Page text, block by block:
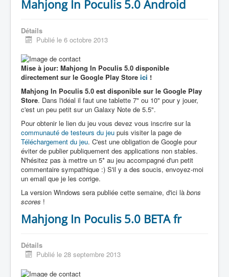
Mahjong In Poculis 5.0 Android
Détails
Publié le 6 octobre 2013
Mise à jour: Mahjong In Poculis 5.0 disponible
directement sur le Google Play Store ici !
Mahjong In Poculis 5.0 est disponible sur le Google Play
Store. Dans l'idéal il faut une tablette 7" ou 10" pour y jouer,
c'est un peu petit sur un Galaxy Note de 5.5".
Pour obtenir le lien du jeu vous devez vous inscrire sur la
communauté de testeurs du jeu puis visiter la page de
Téléchargement du jeu. C'est une obligation de Google pour
éviter de publier publiquement des applications non stables.
N'hésitez pas à mettre un 5* au jeu accompagné d'un petit
commentaire sympathique :) S'il y a des soucis, envoyez-moi
un email que je les corrige.
La version Windows sera publiée cette semaine, d'ici là bons
scores !
Mahjong In Poculis 5.0 BETA fr
Détails
Publié le 28 septembre 2013